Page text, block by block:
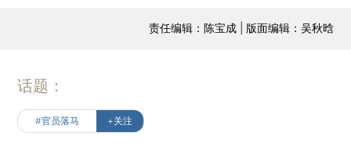
责任编辑：陈宝成 | 版面编辑：吴秋晗
话题：
#官员落马 +关注